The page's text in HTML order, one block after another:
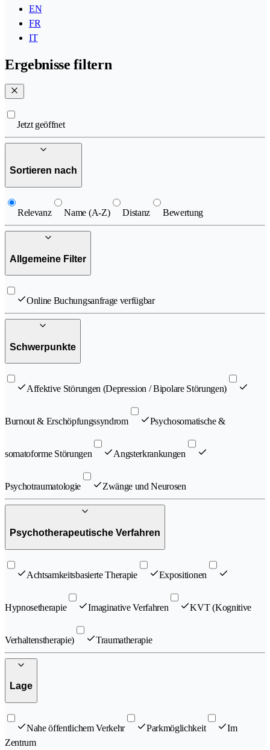
EN
FR
IT
Ergebnisse filtern
Jetzt geöffnet
Sortieren nach
Relevanz Name (A-Z) Distanz Bewertung
Allgemeine Filter
Online Buchungsanfrage verfügbar
Schwerpunkte
Affektive Störungen (Depression / Bipolare Störungen)
Burnout & Erschöpfungssyndrom Psychosomatische &
somatoforme Störungen Angsterkrankungen
Psychotraumatologie Zwänge und Neurosen
Psychotherapeutische Verfahren
Achtsamkeitsbasierte Therapie Expositionen
Hypnosetherapie Imaginative Verfahren KVT (Kognitive
Verhaltenstherapie) Traumatherapie
Lage
Nahe öffentlichem Verkehr Parkmöglichkeit
Im
Zentrum